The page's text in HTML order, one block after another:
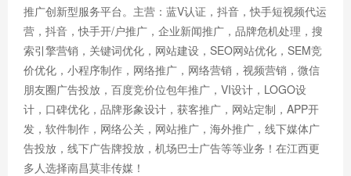
推广创新型服务平台。主营：蓝V认证，抖音，快手短视频代运
营，抖音，快手开/户推广，企业新闻推广，品牌危机处理，搜
索引擎营销，关键词优化，网站建设，SEO网站优化，SEM竞
价优化，小程序制作，网络推广，网络营销，视频营销，微信
朋友圈广告投放，百度竞价位包年推广，VI设计，LOGO设
计，口碑优化，品牌形象设计，获客推广，网站定制，APP开
发，软件制作，网络公关，网站推广，海外推广，线下媒体广
告投放，线下广告牌投放，机场巴士广告等等业务！在江西更
多人选择南昌莫非传媒！